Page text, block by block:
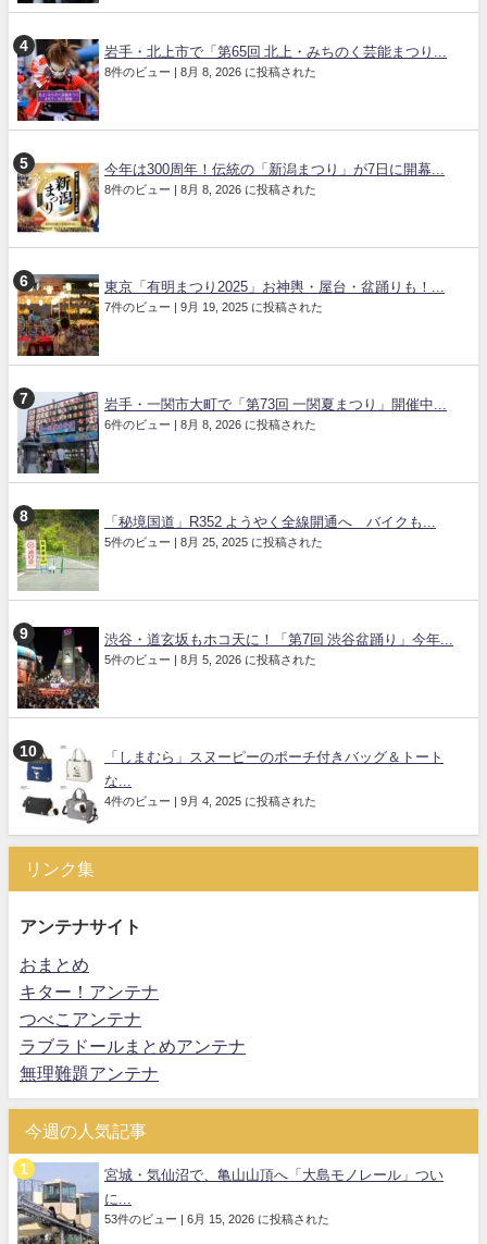
岩手・北上市で「第65回 北上・みちのく芸能まつり...
8件のビュー | 8月 8, 2026 に投稿された
今年は300周年！伝統の「新潟まつり」が7日に開幕...
8件のビュー | 8月 8, 2026 に投稿された
東京「有明まつり2025」お神輿・屋台・盆踊りも！...
7件のビュー | 9月 19, 2025 に投稿された
岩手・一関市大町で「第73回 一関夏まつり」開催中...
6件のビュー | 8月 8, 2026 に投稿された
「秘境国道」R352 ようやく全線開通へ バイクも...
5件のビュー | 8月 25, 2025 に投稿された
渋谷・道玄坂もホコ天に！「第7回 渋谷盆踊り」今年...
5件のビュー | 8月 5, 2026 に投稿された
「しまむら」スヌーピーのポーチ付きバッグ＆トート
な...
4件のビュー | 9月 4, 2025 に投稿された
リンク集
アンテナサイト
おまとめ
キター！アンテナ
つべこアンテナ
ラブラドールまとめアンテナ
無理難題アンテナ
今週の人気記事
宮城・気仙沼で、亀山山頂へ「大島モノレール」つい
に...
53件のビュー | 6月 15, 2026 に投稿された